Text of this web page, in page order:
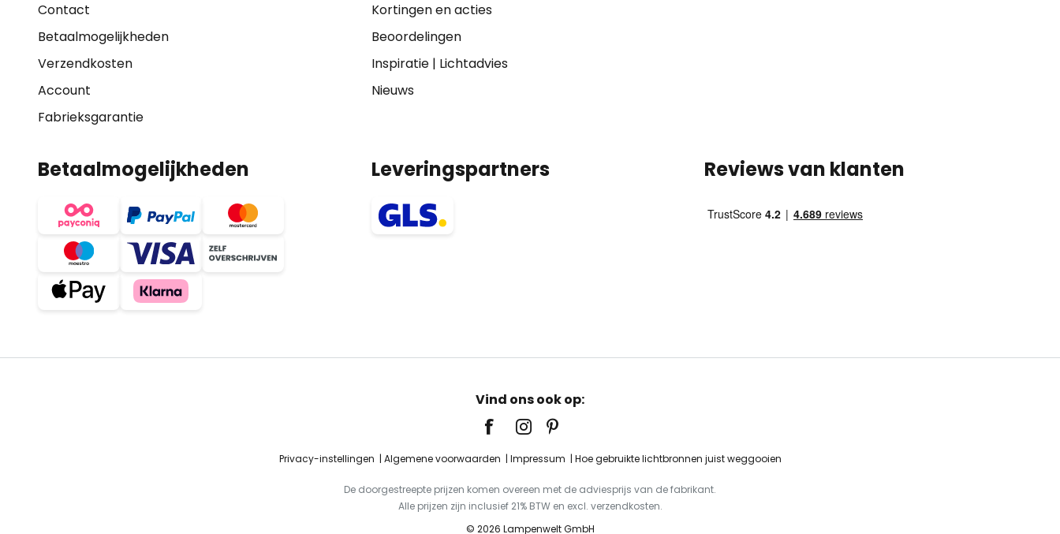
Contact
Betaalmogelijkheden
Verzendkosten
Account
Fabrieksgarantie
Kortingen en acties
Beoordelingen
Inspiratie| Lichtadvies
Nieuws
Betaalmogelijkheden Leveringspartners Reviews van klanten
Vind ons ook op:
Privacy-instellingen Algemene voorwaarden Impressum Hoe gebruikte lichtbronnen juist weggooien
De doorgestreepte prijzen komen overeen met de adviesprijs van de fabrikant.
Alle prijzen zijn inclusief 21% BTW en excl. verzendkosten.
© 2026 Lampenwelt GmbH